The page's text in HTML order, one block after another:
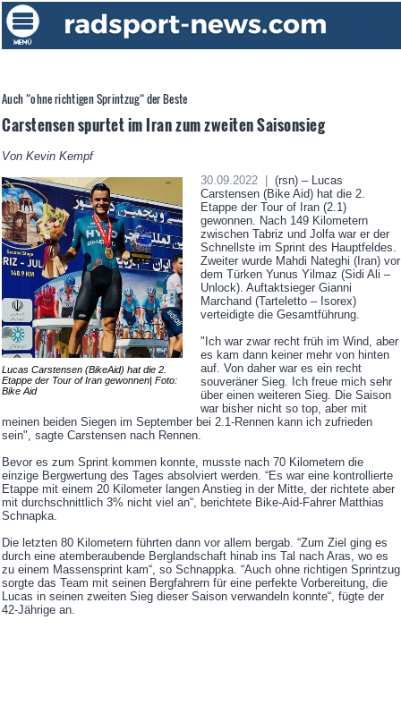
Auch “ohne richtigen Sprintzug“ der Beste
Carstensen spurtet im Iran zum zweiten Saisonsieg
Von Kevin Kempf
Lucas Carstensen (BikeAid) hat die 2.
Etappe der Tour of Iran gewonnen| Foto:
Bike Aid
30.09.2022 |
(rsn) – Lucas
Carstensen (Bike Aid) hat die 2.
Etappe der Tour of Iran (2.1)
gewonnen. Nach 149 Kilometern
zwischen Tabriz und Jolfa war er der
Schnellste im Sprint des Hauptfeldes.
Zweiter wurde Mahdi Nateghi (Iran) vor
dem Türken Yunus Yilmaz (Sidi Ali –
Unlock). Auftaktsieger Gianni
Marchand (Tarteletto – Isorex)
verteidigte die Gesamtführung.
"Ich war zwar recht früh im Wind, aber
es kam dann keiner mehr von hinten
auf. Von daher war es ein recht
souveräner Sieg. Ich freue mich sehr
über einen weiteren Sieg. Die Saison
war bisher nicht so top, aber mit
meinen beiden Siegen im September bei 2.1-Rennen kann ich zufrieden
sein", sagte Carstensen nach Rennen.
Bevor es zum Sprint kommen konnte, musste nach 70 Kilometern die
einzige Bergwertung des Tages absolviert werden. “Es war eine kontrollierte
Etappe mit einem 20 Kilometer langen Anstieg in der Mitte, der richtete aber
mit durchschnittlich 3% nicht viel an“, berichtete Bike-Aid-Fahrer Matthias
Schnapka.
Die letzten 80 Kilometern führten dann vor allem bergab. “Zum Ziel ging es
durch eine atemberaubende Berglandschaft hinab ins Tal nach Aras, wo es
zu einem Massensprint kam“, so Schnappka. “Auch ohne richtigen Sprintzug
sorgte das Team mit seinen Bergfahrern für eine perfekte Vorbereitung, die
Lucas in seinen zweiten Sieg dieser Saison verwandeln konnte“, fügte der
42-Jährige an.